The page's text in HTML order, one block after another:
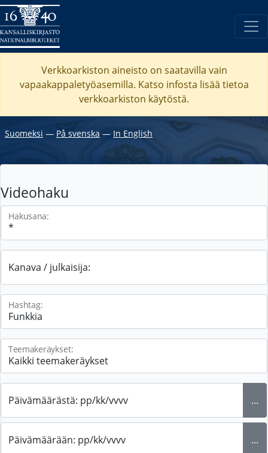
Verkkoarkiston aineisto on saatavilla vain
vapaakappaletyöasemilla. Katso infosta lisää tietoa
verkkoarkiston käytöstä.
Suomeksi ― På svenska ― In English
Videohaku
Hakusana:
Kanava / julkaisija:
Hashtag:
Teemakeräykset:
Päivämäärästä: pp/kk/vvvv ...
Päivämäärään: pp/kk/vvvv ...